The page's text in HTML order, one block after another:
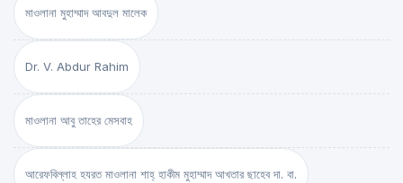
মাওলানা মুহাম্মাদ আবদুল মালেক
Dr. V. Abdur Rahim
মাওলানা আবু তাহের মেসবাহ
আরেফবিল্লাহ হযরত মাওলানা শাহ্ হাকীম মুহাম্মাদ আখতার ছাহেব দা. বা.